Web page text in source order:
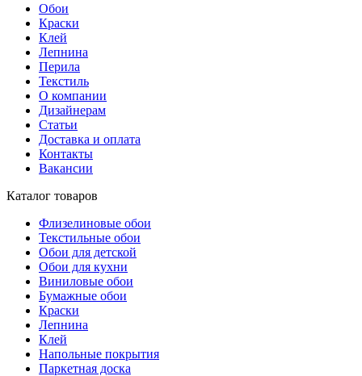
Обои
Краски
Клей
Лепнина
Перила
Текстиль
О компании
Дизайнерам
Статьи
Доставка и оплата
Контакты
Вакансии
Каталог товаров
Флизелиновые обои
Текстильные обои
Обои для детской
Обои для кухни
Виниловые обои
Бумажные обои
Краски
Лепнина
Клей
Напольные покрытия
Паркетная доска